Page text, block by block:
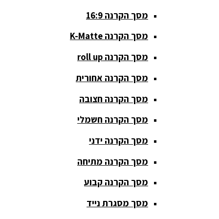
סאבים
וחצובות
ערכת קריוקי
שקטות
מערכות
הגברה
פלטות DJ
קונטרולים
מסך הקרנה 16:9
מסך הקרנה K-Matte
מסך הקרנה roll up
מסך הקרנה אחורית
מסך הקרנה חצובה
מסך הקרנה חשמלי
מסך הקרנה ידני
מסך הקרנה מתיחה
מסך הקרנה קבוע
מסך מסגרת נייד